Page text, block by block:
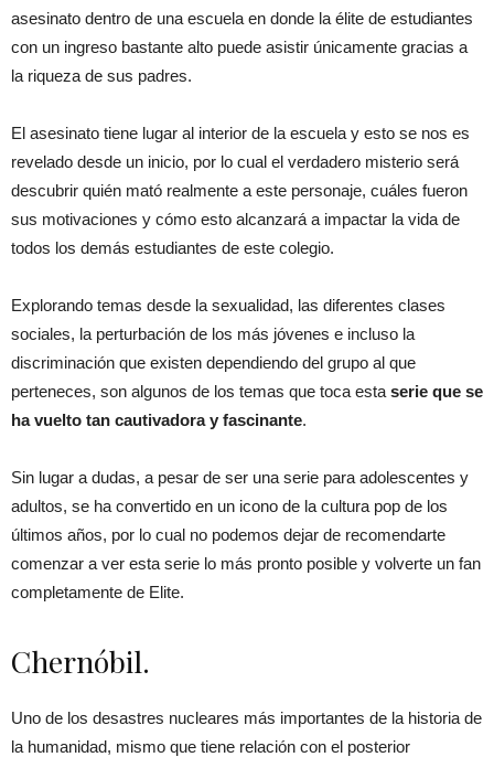
asesinato dentro de una escuela en donde la élite de estudiantes
con un ingreso bastante alto puede asistir únicamente gracias a
la riqueza de sus padres.
El asesinato tiene lugar al interior de la escuela y esto se nos es
revelado desde un inicio, por lo cual el verdadero misterio será
descubrir quién mató realmente a este personaje, cuáles fueron
sus motivaciones y cómo esto alcanzará a impactar la vida de
todos los demás estudiantes de este colegio.
Explorando temas desde la sexualidad, las diferentes clases
sociales, la perturbación de los más jóvenes e incluso la
discriminación que existen dependiendo del grupo al que
perteneces, son algunos de los temas que toca esta serie que se
ha vuelto tan cautivadora y fascinante.
Sin lugar a dudas, a pesar de ser una serie para adolescentes y
adultos, se ha convertido en un icono de la cultura pop de los
últimos años, por lo cual no podemos dejar de recomendarte
comenzar a ver esta serie lo más pronto posible y volverte un fan
completamente de Elite.
Chernóbil.
Uno de los desastres nucleares más importantes de la historia de
la humanidad, mismo que tiene relación con el posterior